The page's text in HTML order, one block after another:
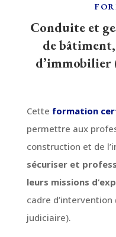
Conduite et
de
d’immobilier
Cette formation
permettre aux
construction et de
sécuriser et
leurs missions
cadre
judiciaire).